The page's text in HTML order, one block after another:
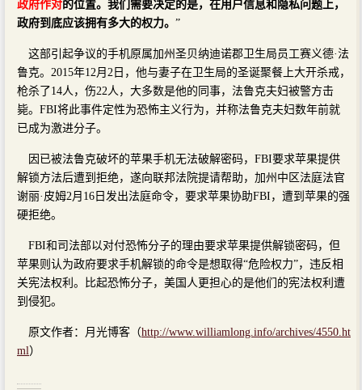
政府作对的位置。我们需要决定的是，在用户信息和隐私问题上，
政府到底应该拥有多大的权力。 ”
这部引起争议的手机原属加州圣贝纳迪诺郡卫生局员工赛义德·法
鲁克。2015年12月2日，他与妻子在卫生局的圣诞聚餐上大开杀戒，
枪杀了14人，伤22人，大多数是他的同事，法鲁克夫妇被警方击
毙。FBI将此事件定性为恐怖主义行为，并称法鲁克夫妇数年前就
已成为激进分子。
因已被法鲁克破坏的苹果手机无法破解密码，FBI要求苹果提供
解锁方法后遭到拒绝，遂向联邦法院提请帮助，加州中区法庭法官
谢丽·皮姆2月16日发出法庭命令，要求苹果协助FBI，遭到苹果的强
硬拒绝。
FBI和司法部以对付恐怖分子的理由要求苹果提供解锁密码，但
苹果则认为政府要求手机解锁的命令是想取得“危险权力”，违反相
关宪法权利。比起恐怖分子，美国人更担心的是他们的宪法权利遭
到侵犯。
原文作者：月光博客（http://www.williamlong.info/archives/4550.ht
ml）